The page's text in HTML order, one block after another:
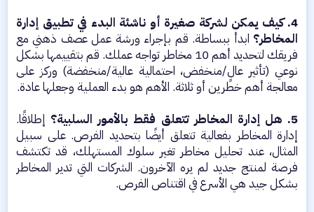
4. كيف يمكن لشركة صغيرة أو ناشئة البدء في تطبيق إدارة
المخاطر؟ ابدأ ببساطة. قم بإجراء ورشة عمل عصف ذهني مع
فريقك لتحديد أهم 10 مخاطر تواجه عملك. قم بتقييمها بشكل
نوعي (تأثير عالٍ/منخفض، احتمالية عالية/منخفضة) وركز على
معالجة أهم خطرين أو ثلاثة. الأهم هو بدء العملية وجعلها عادة.
5. هل إدارة المخاطر تتعلق فقط بالأمور السلبية؟
إطلاقًا.
إدارة المخاطر بفعالية تتعلق أيضًا بتحديد الفرص. على سبيل
المثال، عند تحليل مخاطر تغير سلوك المستهلك، قد تكتشف
فرصة لمنتج جديد لم يره الآخرون. الشركات التي تدير المخاطر
بشكل جيد هي الأسرع في اقتناص الفرص.​